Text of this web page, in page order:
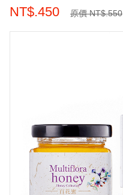
NT$.450 原價 NT$.550